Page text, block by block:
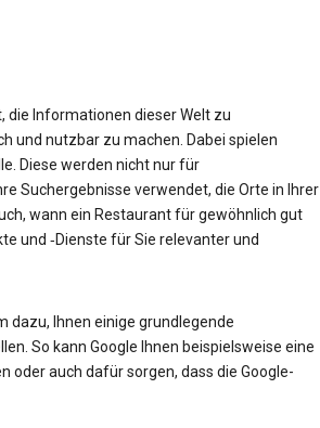
die Informationen dieser Welt zu
und nutzbar zu machen. Dabei spielen
Diese werden nicht nur für
Suchergebnisse verwendet, die Orte in Ihrer
wann ein Restaurant für gewöhnlich gut
und ‑Dienste für Sie relevanter und
Ihnen einige grundlegende
So kann Google Ihnen beispielsweise eine
oder auch dafür sorgen, dass die Google-